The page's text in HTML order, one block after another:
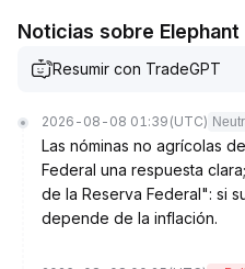
Noticias sobre Elephant
Resumir con TradeGPT
2026-08-08 01:39 (UTC)
Las nóminas no agrícolas
Federal una respuesta
de la Reserva Federal": si
depende de la inflación.